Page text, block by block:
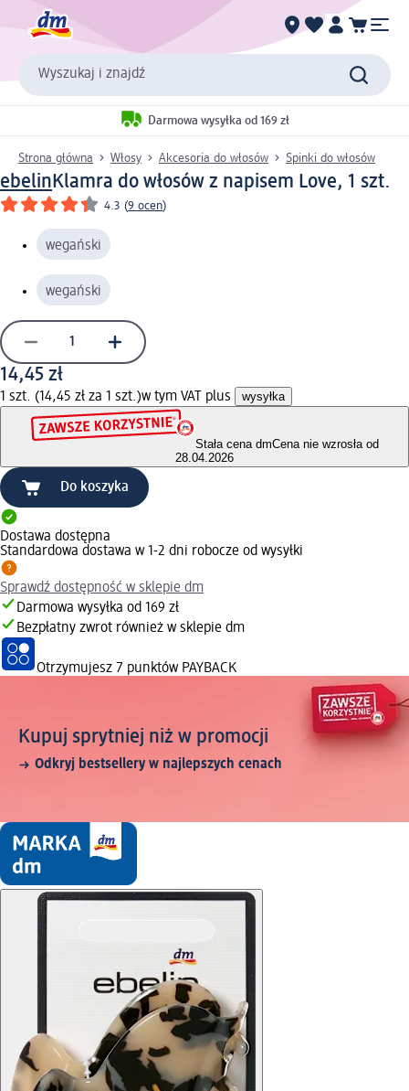
Wyszukaj i znajdź
Darmowa wysyłka od 169 zł
Strona główna Włosy Akcesoria do włosów Spinki do włosów
ebelin Klamra do włosów z napisem Love, 1 szt.
4.3 (9 ocen)
wegański
wegański
14,45 zł
1 szt. (14,45 zł za 1 szt.)w tym VAT plus wysyłka
Stała cena dmCena nie wzrosła od
28.04.2026
Do koszyka
Dostawa dostępna
Standardowa dostawa w 1-2 dni robocze od wysyłki
Sprawdź dostępność w sklepie dm
Darmowa wysyłka od 169 zł
Bezpłatny zwrot również w sklepie dm
Otrzymujesz 7 punktów PAYBACK
Kupuj sprytniej niż w promocji
Odkryj bestsellery w najlepszych cenach